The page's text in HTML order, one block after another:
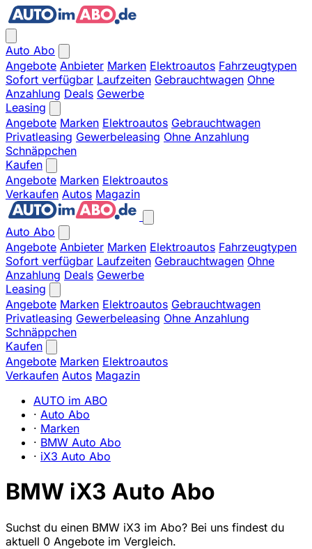
Auto Abo
Angebote Anbieter Marken Elektroautos Fahrzeugtypen
Sofort verfügbar Laufzeiten Gebrauchtwagen Ohne
Anzahlung Deals Gewerbe
Leasing
Angebote Marken Elektroautos Gebrauchtwagen
Privatleasing Gewerbeleasing Ohne Anzahlung
Schnäppchen
Kaufen
Angebote Marken Elektroautos
Verkaufen Autos Magazin
Auto Abo
Angebote Anbieter Marken Elektroautos Fahrzeugtypen
Sofort verfügbar Laufzeiten Gebrauchtwagen Ohne
Anzahlung Deals Gewerbe
Leasing
Angebote Marken Elektroautos Gebrauchtwagen
Privatleasing Gewerbeleasing Ohne Anzahlung
Schnäppchen
Kaufen
Angebote Marken Elektroautos
Verkaufen Autos Magazin
AUTO im ABO
· Auto Abo
· Marken
· BMW Auto Abo
· iX3 Auto Abo
BMW iX3 Auto Abo
Suchst du einen BMW iX3 im Abo? Bei uns findest du
aktuell 0 Angebote im Vergleich.